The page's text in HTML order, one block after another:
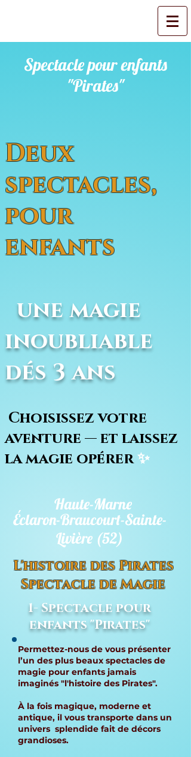
Spectacle pour enfants
"Pirates"
Deux
spectacles,
pour
enfants
une magie
inoubliable
dés 3 ans
Choisissez votre
aventure — et laissez
la magie opérer✨
Éclaron-Braucourt-Sainte-
Livière (52)
Haute-Marne
L'histoire des Pirates
Spectacle de Magie
1- Spectacle pour
enfants "Pirates"
Permettez-nous de vous présenter
l’un des plus beaux spectacles de
magie pour enfants jamais
imaginés "l'histoire des Pirates".
À la fois magique, moderne et
antique, il vous transporte dans un
univers splendide fait de décors
grandioses.